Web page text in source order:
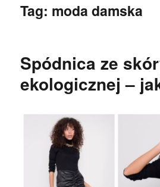
Tag: moda damska
Spódnica ze
ekologicznej –